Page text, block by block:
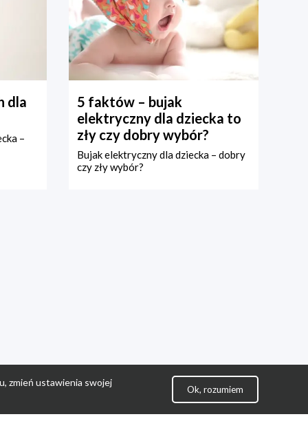
dla
–
5 faktów – bujak
elektryczny dla dziecka to
zły czy dobry wybór?
Bujak elektryczny dla dziecka – dobry
czy zły wybór?
zmień ustawienia swojej
Ok, rozumiem